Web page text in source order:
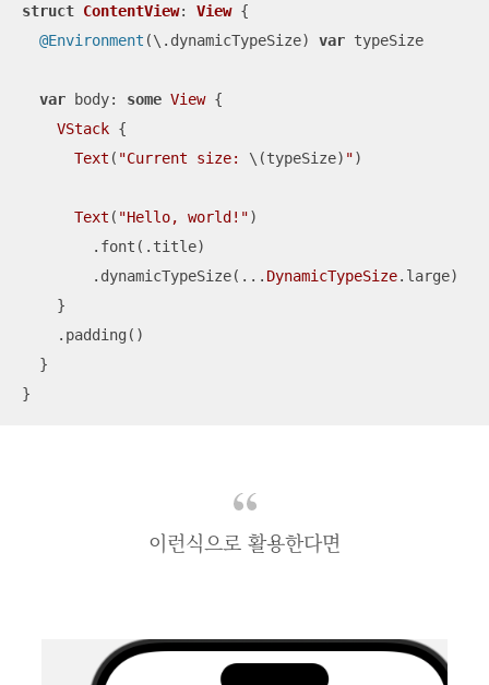
struct ContentView: View {
@Environment (\.dynamicTypeSize) var typeSize
var body: some View {
VStack {
Text ( "Current size: \(typeSize) ")
Text ( "Hello, world!")
        .font(.title)
        .dynamicTypeSize(
... DynamicTypeSize.large)
    }
    .padding()
  }
}
이런식으로 활용한다면